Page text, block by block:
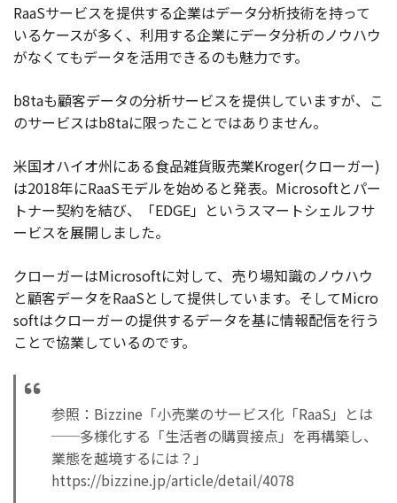
RaaSサービスを提供する企業はデータ分析技術を持って
いるケースが多く、利用する企業にデータ分析のノウハウ
がなくてもデータを活用できるのも魅力です。
b8taも顧客データの分析サービスを提供していますが、こ
のサービスはb8taに限ったことではありません。
米国オハイオ州にある食品雑貨販売業Kroger(クローガー)
は2018年にRaaSモデルを始めると発表。Microsoftとパー
トナー契約を結び、「EDGE」というスマートシェルフサ
ービスを展開しました。
クローガーはMicrosoftに対して、売り場知識のノウハウ
と顧客データをRaaSとして提供しています。そしてMicro
softはクローガーの提供するデータを基に情報配信を行う
ことで協業しているのです。
参照：Bizzine「小売業のサービス化「RaaS」とは
──多様化する「生活者の購買接点」を再構築し、
業態を越境するには？」
https://bizzine.jp/article/detail/4078